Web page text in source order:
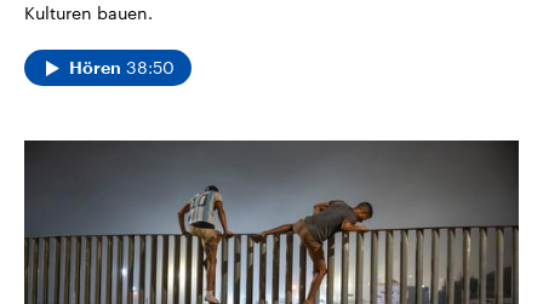
Kulturen bauen.
Hören 38:50